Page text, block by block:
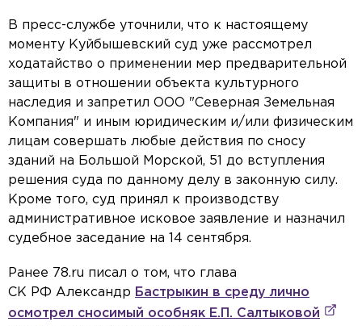
В пресс-службе уточнили, что к настоящему
моменту Куйбышевский суд уже рассмотрел
ходатайство о применении мер предварительной
защиты в отношении объекта культурного
наследия и запретил ООО "Северная Земельная
Компания" и иным юридическим и/или физическим
лицам совершать любые действия по сносу
зданий на Большой Морской, 51 до вступления
решения суда по данному делу в законную силу.
Кроме того, суд принял к производству
административное исковое заявление и назначил
судебное заседание на 14 сентября.
Ранее 78.ru писал о том, что глава
СК РФ Александр Бастрыкин в среду лично
осмотрел сносимый особняк Е.П. Салтыковой